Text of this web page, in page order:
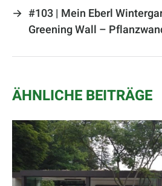
→ #103 | Mein Eberl
Greening Wall –
ÄHNLICHE BEITRÄGE